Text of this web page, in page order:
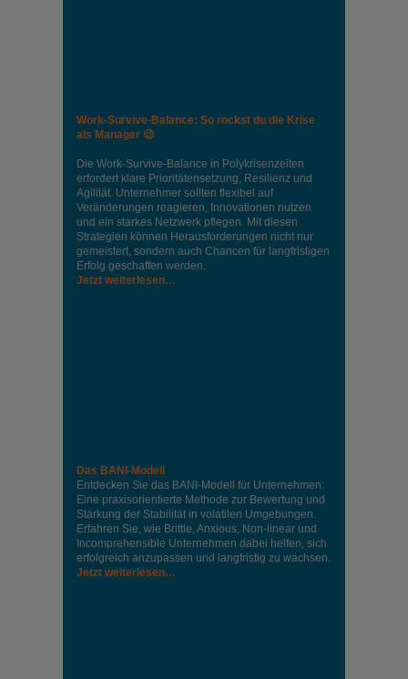
Work-Survive-Balance: So rockst du die Krise
als Manager 😉
Die Work-Survive-Balance in Polykrisenzeiten
erfordert klare Prioritätensetzung, Resilienz und
Agilität. Unternehmer sollten flexibel auf
Veränderungen reagieren, Innovationen nutzen
und ein starkes Netzwerk pflegen. Mit diesen
Strategien können Herausforderungen nicht nur
gemeistert, sondern auch Chancen für langfristigen
Erfolg geschaffen werden.
Jetzt weiterlesen…
Das BANI-Modell
Entdecken Sie das BANI-Modell für Unternehmen:
Eine praxisorientierte Methode zur Bewertung und
Stärkung der Stabilität in volatilen Umgebungen.
Erfahren Sie, wie Brittle, Anxious, Non-linear und
Incomprehensible Unternehmen dabei helfen, sich
erfolgreich anzupassen und langfristig zu wachsen.
Jetzt weiterlesen…